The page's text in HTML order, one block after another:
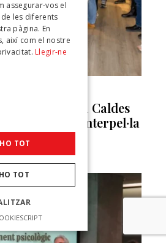
l’Espai Caldes
que interpel·la
assegurar-vos el
les diferents
pàgina. En
així com el nostre
Llegir-ne
TOT
TOT